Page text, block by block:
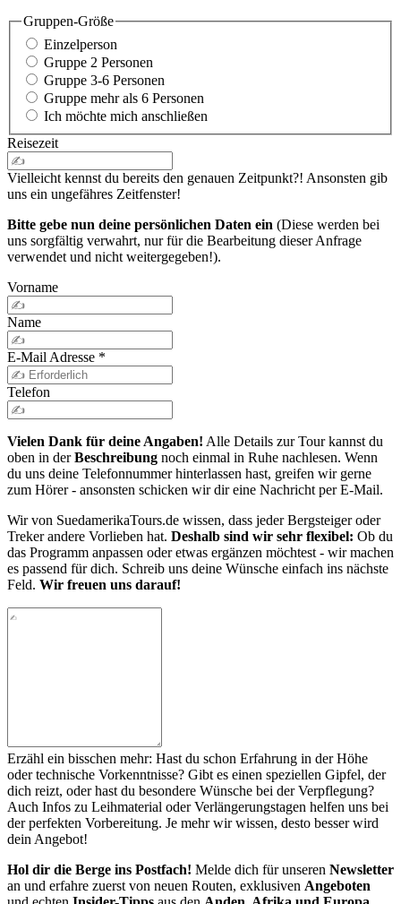
Gruppen-Größe
Einzelperson
Gruppe 2 Personen
Gruppe 3-6 Personen
Gruppe mehr als 6 Personen
Ich möchte mich anschließen
Reisezeit
Vielleicht kennst du bereits den genauen Zeitpunkt?! Ansonsten gib
uns ein ungefähres Zeitfenster!
Bitte gebe nun deine persönlichen Daten ein (Diese werden bei
uns sorgfältig verwahrt, nur für die Bearbeitung dieser Anfrage
verwendet und nicht weitergegeben!).
Vorname
Name
E-Mail Adresse *
Telefon
Vielen Dank für deine Angaben! Alle Details zur Tour kannst du
oben in derBeschreibung noch einmal in Ruhe nachlesen. Wenn
du uns deine Telefonnummer hinterlassen hast, greifen wir gerne
zum Hörer - ansonsten schicken wir dir eine Nachricht per E-Mail.
Wir von SuedamerikaTours.de wissen, dass jeder Bergsteiger oder
Treker andere Vorlieben hat. Deshalb sind wir sehr flexibel: Ob du
das Programm anpassen oder etwas ergänzen möchtest - wir machen
es passend für dich. Schreib uns deine Wünsche einfach ins nächste
Feld. Wir freuen uns darauf!
Erzähl ein bisschen mehr: Hast du schon Erfahrung in der Höhe
oder technische Vorkenntnisse? Gibt es einen speziellen Gipfel, der
dich reizt, oder hast du besondere Wünsche bei der Verpflegung?
Auch Infos zu Leihmaterial oder Verlängerungstagen helfen uns bei
der perfekten Vorbereitung. Je mehr wir wissen, desto besser wird
dein Angebot!
Hol dir die Berge ins Postfach! Melde dich für unseren Newsletter
an und erfahre zuerst von neuen Routen, exklusiven Angeboten